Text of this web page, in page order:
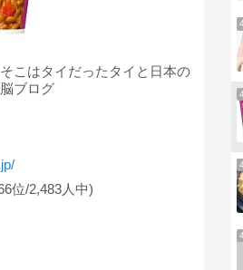
こはタイだったタイと日本の
ブログ
位/2,483人中)